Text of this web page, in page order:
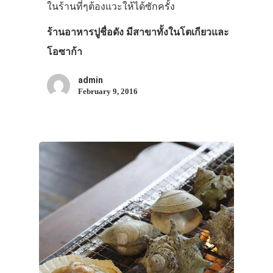
ในร้านที่ๆต้องแวะให้ได้ซักครั้ง
ร้านอาหารปูชื่อดัง มีสาขาทั้งในโตเกียวและ
โอซาก้า
admin
February 9, 2016